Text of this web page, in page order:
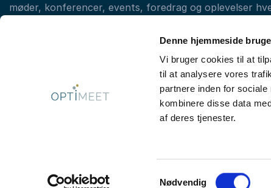
Denne hjemmeside
Vi bruger cookies til at
til at analysere vores
partnere inden for
kombinere disse data
af deres tjenester.
Samtykkevalg
Nødvendig
møder, konferencer, events, foredrag og oplevelser
Kontakt booking: +45 33 97 43 43
2800 Kongens